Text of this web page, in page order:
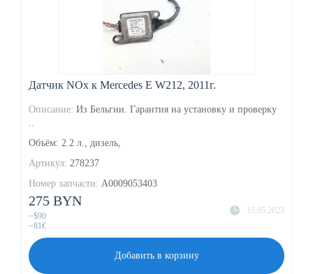
Датчик NOx к Mercedes E W212, 2011г.
Описание: Из Бельгии. Гарантия на установку и проверку
..
Объём: 2.2 л., дизель,
Артикул: 278237
Номер запчасти: A0009053403
15.05.2023
275 BYN
~$90
~81€
Добавить в корзину